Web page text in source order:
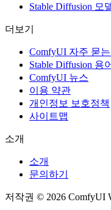
Stable Diffusion 모
더보기
ComfyUI 자주 묻
Stable Diffusion 용
ComfyUI 뉴스
이용 약관
개인정보 보호정책
사이트맵
소개
소개
문의하기
저작권 © 2026 ComfyUI